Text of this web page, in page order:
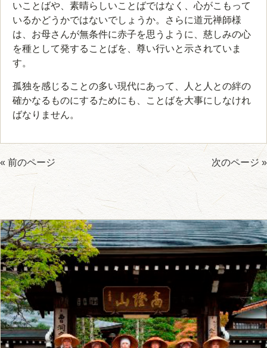
いことばや、素晴らしいことばではなく、心がこもって
いるかどうかではないでしょうか。さらに道元禅師様
は、お母さんが無条件に赤子を思うように、慈しみの心
を種として発することばを、尊い行いと示されていま
す。
孤独を感じることの多い現代にあって、人と人との絆の
確かなるものにするためにも、ことばを大事にしなけれ
ばなりません。
« 前のページ 次のページ »